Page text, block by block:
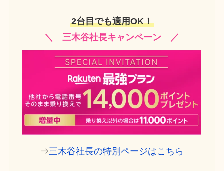
2台目でも適用OK！
＼ 三木谷社長キャンペーン ／
⇒三木谷社長の特別ページはこちら